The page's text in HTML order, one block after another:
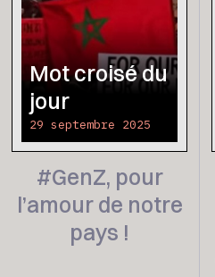
Mot croisé du
jour
29 septembre 2025
#GenZ, pour
l’amour de notre
pays !